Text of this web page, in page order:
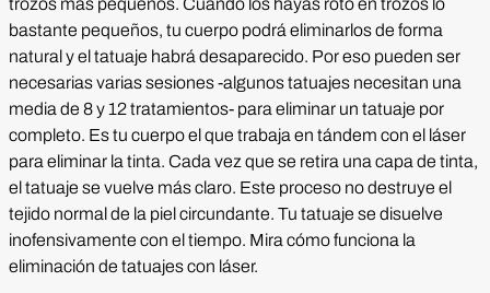
bastante pequeños, tu cuerpo podrá eliminarlos de forma
natural y el tatuaje habrá desaparecido. Por eso pueden ser
necesarias varias sesiones -algunos tatuajes necesitan una
media de 8 y 12 tratamientos- para eliminar un tatuaje por
completo. Es tu cuerpo el que trabaja en tándem con el láser
para eliminar la tinta. Cada vez que se retira una capa de tinta,
el tatuaje se vuelve más claro. Este proceso no destruye el
tejido normal de la piel circundante. Tu tatuaje se disuelve
inofensivamente con el tiempo. Mira cómo funciona la
eliminación de tatuajes con láser.